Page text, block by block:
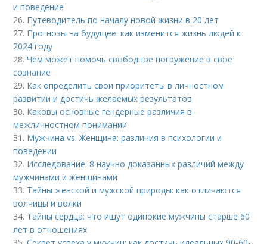
и поведение
26. Путеводитель по началу новой жизни в 20 лет
27. Прогнозы на будущее: как изменится жизнь людей к
2024 году
28.Чем может помочь свободное погружение в свое
сознание
29. Как определить свои приоритеты в личностном
развитии и достичь желаемых результатов
30. Каковы основные гендерные различия в
межличностном понимании
31. Мужчина vs. Женщина: различия в психологии и
поведении
32. Исследование: 8 научно доказанных различий между
мужчинами и женщинами
33. Тайны женской и мужской природы: как отличаются
волчицы и волки
34. Тайны сердца: что ищут одинокие мужчины старше 60
лет в отношениях